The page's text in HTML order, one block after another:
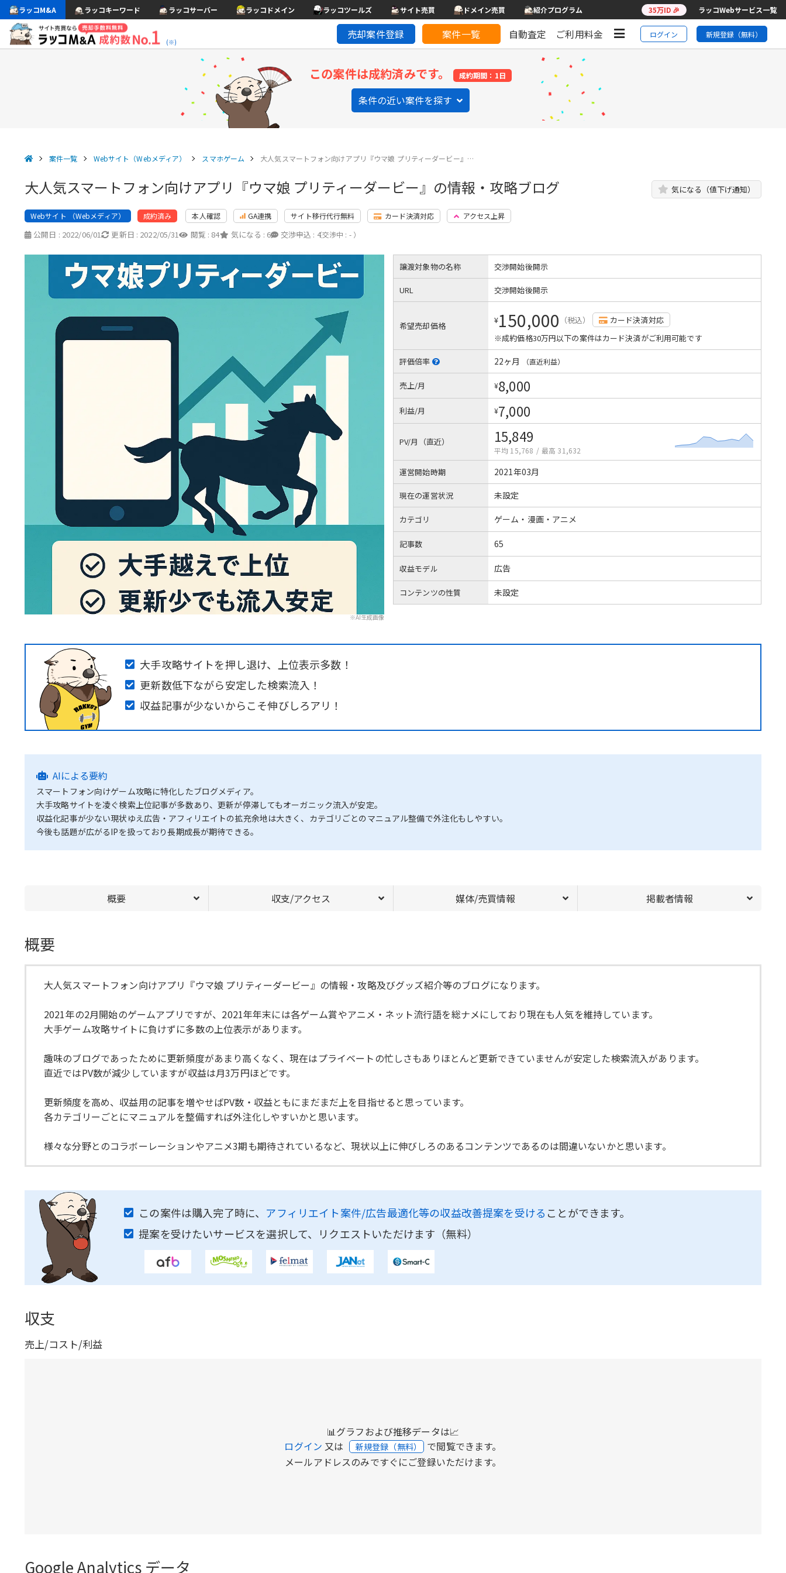
ラッコM&A ラッコキーワード ラッコサーバー ラッコドメイン ラッコツールズ サイト売買 ドメイン売買 紹介プログラム 35万ID 🎉 ラッコWebサービス一覧
(※)
売却案件登録 案件一覧 自動査定 ご利用料金 ログイン 新規登録（無料）
この案件は成約済みです。 成約期間：1日
条件の近い案件を探す
案件一覧 Webサイト（Webメディア） スマホゲーム 大人気スマートフォン向けアプリ『ウマ娘 プリティーダービー』…
大人気スマートフォン向けアプリ『ウマ娘 プリティーダービー』の情報・攻略ブログ 気になる（値下げ通知）
Webサイト （Webメディア） 成約済み 本人確認 GA連携 サイト移行代行無料 カード決済対応 アクセス上昇
公開日 : 2022/06/01 更新日 : 2022/05/31 閲覧 : 84 気になる : 6 交渉申込 : 4
（交渉中 : - ）
※AI生成画像
譲渡対象物の名称 交渉開始後開示
URL 交渉開始後開示
希望売却価格 ¥150,000 （税込）
カード決済対応
※成約価格30万円以下の案件はカード決済がご利用可能です
評価倍率 22ヶ月 （直近利益）
売上/月 ¥8,000
利益/月 ¥7,000
PV/月（直近） 15,849
平均 15,768 / 最高 31,632
運営開始時期 2021年03月
現在の運営状況 未設定
カテゴリ ゲーム・漫画・アニメ
記事数 65
収益モデル 広告
コンテンツの性質 未設定
大手攻略サイトを押し退け、上位表示多数！
更新数低下ながら安定した検索流入！
収益記事が少ないからこそ伸びしろアリ！
AIによる要約
スマートフォン向けゲーム攻略に特化したブログメディア。
大手攻略サイトを凌ぐ検索上位記事が多数あり、更新が停滞してもオーガニック流入が安定。
収益化記事が少ない現状ゆえ広告・アフィリエイトの拡充余地は大きく、カテゴリごとのマニュアル整備で外注化もしやすい。
今後も話題が広がるIPを扱っており長期成長が期待できる。
概要 収支/アクセス 媒体/売買情報 掲載者情報
概要
大人気スマートフォン向けアプリ『ウマ娘 プリティーダービー』の情報・攻略及びグッズ紹介等のブログになります。
2021年の2月開始のゲームアプリですが、2021年年末には各ゲーム賞やアニメ・ネット流行語を総ナメにしており現在も人気を維持しています。
大手ゲーム攻略サイトに負けずに多数の上位表示があります。
趣味のブログであったために更新頻度があまり高くなく、現在はプライベートの忙しさもありほとんど更新できていませんが安定した検索流入があります。
直近ではPV数が減少していますが収益は月3万円ほどです。
更新頻度を高め、収益用の記事を増やせばPV数・収益ともにまだまだ上を目指せると思っています。
各カテゴリーごとにマニュアルを整備すれば外注化しやすいかと思います。
様々な分野とのコラボーレーションやアニメ3期も期待されているなど、現状以上に伸びしろのあるコンテンツであるのは間違いないかと思います。
この案件は購入完了時に、 アフィリエイト案件/広告最適化等の収益改善提案を受ける ことができます。
提案を受けたいサービスを選択して、リクエストいただけます（無料）
収支
売上/コスト/利益
📊グラフおよび推移データは📈
ログイン 又は 新規登録（無料） で閲覧できます。
メールアドレスのみですぐにご登録いただけます。
Google Analytics データ